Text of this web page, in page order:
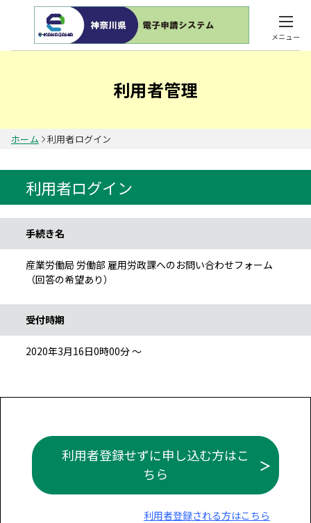
メニュー
利用者管理
ホーム 利用者ログイン
利用者ログイン
手続き名
産業労働局 労働部 雇用労政課へのお問い合わせフォーム
（回答の希望あり）
受付時期
2020年3月16日0時00分 ～
利用者登録せずに申し込む方はこ
ちら
利用者登録される方はこちら